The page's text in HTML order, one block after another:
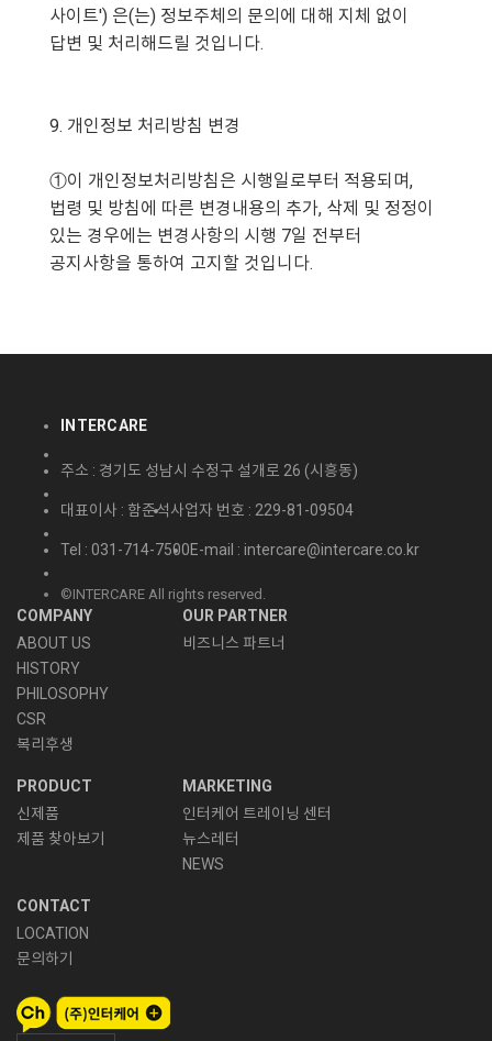
사이트') 은(는) 정보주체의 문의에 대해 지체 없이
답변 및 처리해드릴 것입니다.
9. 개인정보 처리방침 변경
①이 개인정보처리방침은 시행일로부터 적용되며,
법령 및 방침에 따른 변경내용의 추가, 삭제 및 정정이
있는 경우에는 변경사항의 시행 7일 전부터
공지사항을 통하여 고지할 것입니다.
INTERCARE
주소 : 경기도 성남시 수정구 설개로 26 (시흥동)
대표이사 : 함준석사업자 번호 : 229-81-09504
Tel : 031-714-7500E-mail : intercare@intercare.co.kr
©INTERCARE All rights reserved.
COMPANY
ABOUT US
HISTORY
PHILOSOPHY
CSR
복리후생
OUR PARTNER
비즈니스 파트너
PRODUCT
신제품
제품 찾아보기
MARKETING
인터케어 트레이닝 센터
뉴스레터
NEWS
CONTACT
LOCATION
문의하기